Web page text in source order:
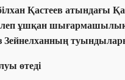
Қастеев
ұшқан шығармашылық
Зейнелханның
өтеді